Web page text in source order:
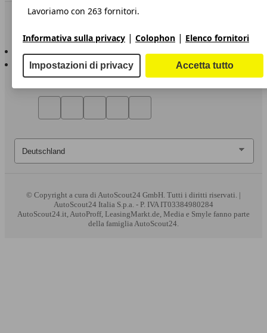
Sempre con te
AutoScout24 per Android
© Copyright a cura di AutoScout24 GmbH. Tutti i diritti riservati. |
AutoScout24 Italia S.p.a. - P. IVA IT03384980284
AutoScout24.it, AutoProff, LeasingMarkt.de, Media e Smyle fanno parte
della famiglia AutoScout24.
Lavoriamo con 263 fornitori.
Informativa sulla privacy | Colophon | Elenco fornitori
Impostazioni di privacy Accetta tutto